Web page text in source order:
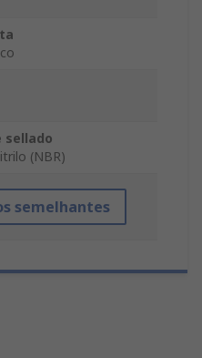
sellado
(NBR)
semelhantes